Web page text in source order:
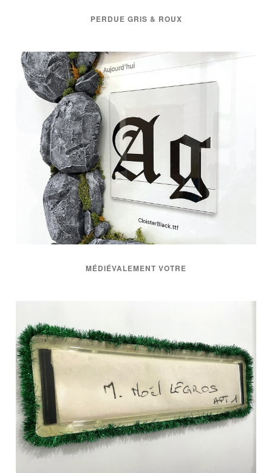
PERDUE GRIS & ROUX
MÉDIÉVALEMENT VOTRE